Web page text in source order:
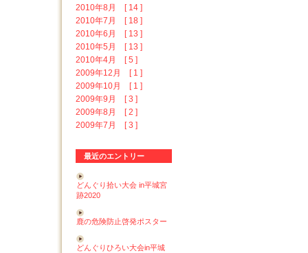
2010年8月 [ 14 ]
2010年7月 [ 18 ]
2010年6月 [ 13 ]
2010年5月 [ 13 ]
2010年4月 [ 5 ]
2009年12月 [ 1 ]
2009年10月 [ 1 ]
2009年9月 [ 3 ]
2009年8月 [ 2 ]
2009年7月 [ 3 ]
最近のエントリー
どんぐり拾い大会 in平城宮
跡2020
鹿の危険防止啓発ポスター
どんぐりひろい大会in平城